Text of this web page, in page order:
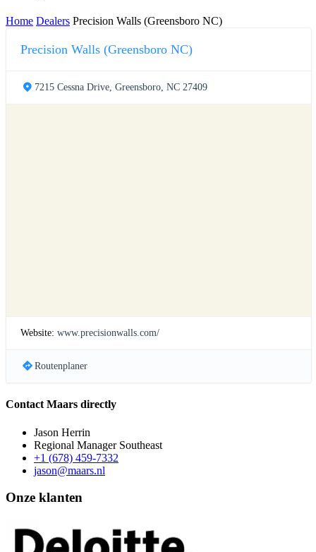
Home Dealers Precision Walls (Greensboro NC)
Precision Walls (Greensboro NC)
7215 Cessna Drive, Greensboro, NC 27409
Website: www.precisionwalls.com/
Routenplaner
Contact Maars directly
Jason Herrin
Regional Manager Southeast
+1 (678) 459-7332
jason@maars.nl
Onze klanten